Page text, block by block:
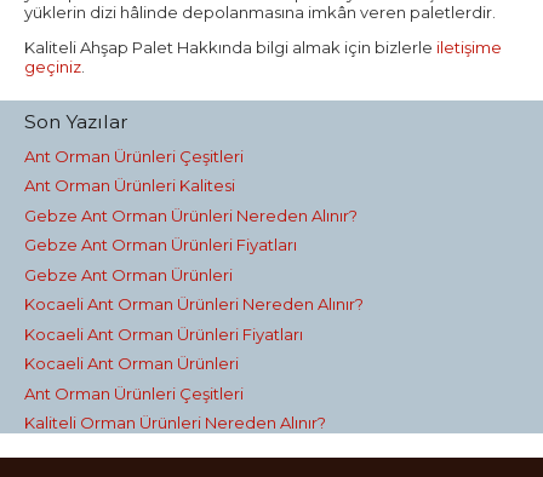
yüklerin dizi hâlinde depolanmasına imkân veren paletlerdir.
Kaliteli Ahşap Palet Hakkında bilgi almak için bizlerle iletişime
geçiniz.
Son Yazılar
Ant Orman Ürünleri Çeşitleri
Ant Orman Ürünleri Kalitesi
Gebze Ant Orman Ürünleri Nereden Alınır?
Gebze Ant Orman Ürünleri Fiyatları
Gebze Ant Orman Ürünleri
Kocaeli Ant Orman Ürünleri Nereden Alınır?
Kocaeli Ant Orman Ürünleri Fiyatları
Kocaeli Ant Orman Ürünleri
Ant Orman Ürünleri Çeşitleri
Kaliteli Orman Ürünleri Nereden Alınır?